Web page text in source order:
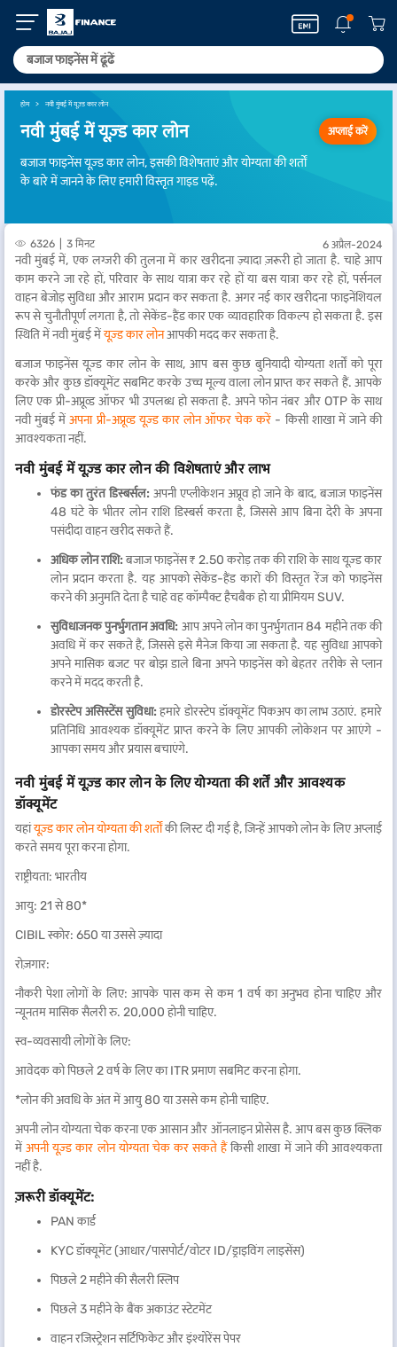
होम नवी मुंबई में यूज़्ड कार लोन
नवी मुंबई में यूज़्ड कार लोन
बजाज फाइनेंस यूज़्ड कार लोन, इसकी विशेषताएं और योग्यता की शर्तों
के बारे में जानने के लिए हमारी विस्तृत गाइड पढ़ें.
अप्लाई करें
6326 3 मिनट 6 अप्रैल-2024
नवी मुंबई में, एक लग्जरी की तुलना में कार खरीदना ज़्यादा ज़रूरी हो जाता है. चाहे आप
काम करने जा रहे हों, परिवार के साथ यात्रा कर रहे हों या बस यात्रा कर रहे हों, पर्सनल
वाहन बेजोड़ सुविधा और आराम प्रदान कर सकता है. अगर नई कार खरीदना फाइनेंशियल
रूप से चुनौतीपूर्ण लगता है, तो सेकेंड-हैंड कार एक व्यावहारिक विकल्प हो सकता है. इस
स्थिति में नवी मुंबई मेंयूज़्ड कार लोनआपकी मदद कर सकता है.
बजाज फाइनेंस यूज़्ड कार लोन के साथ, आप बस कुछ बुनियादी योग्यता शर्तों को पूरा
करके और कुछ डॉक्यूमेंट सबमिट करके उच्च मूल्य वाला लोन प्राप्त कर सकते हैं. आपके
लिए एक प्री-अप्रूव्ड ऑफर भी उपलब्ध हो सकता है. अपने फोन नंबर और OTP के साथ
नवी मुंबई मेंअपना प्री-अप्रूव्ड यूज़्ड कार लोन ऑफर चेक करें - किसी शाखा में जाने की
आवश्यकता नहीं.
नवी मुंबई में यूज़्ड कार लोन की विशेषताएं और लाभ
फंड का तुरंत डिस्बर्सल: अपनी एप्लीकेशन अप्रूव हो जाने के बाद, बजाज फाइनेंस
48 घंटे के भीतर लोन राशि डिस्बर्स करता है, जिससे आप बिना देरी के अपना
पसंदीदा वाहन खरीद सकते हैं.
अधिक लोन राशि: बजाज फाइनेंस ₹ 2.50 करोड़ तक की राशि के साथ यूज़्ड कार
लोन प्रदान करता है. यह आपको सेकेंड-हैंड कारों की विस्तृत रेंज को फाइनेंस
करने की अनुमति देता है चाहे वह कॉम्पैक्ट हैचबैक हो या प्रीमियम SUV.
सुविधाजनक पुनर्भुगतान अवधि: आप अपने लोन का पुनर्भुगतान 84 महीने तक की
अवधि में कर सकते हैं, जिससे इसे मैनेज किया जा सकता है. यह सुविधा आपको
अपने मासिक बजट पर बोझ डाले बिना अपने फाइनेंस को बेहतर तरीके से प्लान
करने में मदद करती है.
डोरस्टेप असिस्टेंस सुविधा: हमारे डोरस्टेप डॉक्यूमेंट पिकअप का लाभ उठाएं. हमारे
प्रतिनिधि आवश्यक डॉक्यूमेंट प्राप्त करने के लिए आपकी लोकेशन पर आएंगे -
आपका समय और प्रयास बचाएंगे.
नवी मुंबई में यूज़्ड कार लोन के लिए योग्यता की शर्तें और आवश्यक
डॉक्यूमेंट
यहांयूज़्ड कार लोन योग्यता की शर्तोंकी लिस्ट दी गई है, जिन्हें आपको लोन के लिए अप्लाई
करते समय पूरा करना होगा.
राष्ट्रीयता: भारतीय
आयु: 21 से 80*
CIBIL स्कोर: 650 या उससे ज़्यादा
रोज़गार:
नौकरी पेशा लोगों के लिए: आपके पास कम से कम 1 वर्ष का अनुभव होना चाहिए और
न्यूनतम मासिक सैलरी रु. 20,000 होनी चाहिए.
स्व-व्यवसायी लोगों के लिए:
आवेदक को पिछले 2 वर्ष के लिए का ITR प्रमाण सबमिट करना होगा.
*लोन की अवधि के अंत में आयु 80 या उससे कम होनी चाहिए.
अपनी लोन योग्यता चेक करना एक आसान और ऑनलाइन प्रोसेस है. आप बस कुछ क्लिक
मेंअपनी यूज़्ड कार लोन योग्यता चेक कर सकते हैंकिसी शाखा में जाने की आवश्यकता
नहीं है.
ज़रूरी डॉक्यूमेंट:
PAN कार्ड
KYC डॉक्यूमेंट (आधार/पासपोर्ट/वोटर ID/ड्राइविंग लाइसेंस)
पिछले 2 महीने की सैलरी स्लिप
पिछले 3 महीने के बैंक अकाउंट स्टेटमेंट
वाहन रजिस्ट्रेशन सर्टिफिकेट और इंश्योरेंस पेपर